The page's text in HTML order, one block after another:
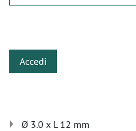
Accedi
Ø 3.0 x L 12 mm